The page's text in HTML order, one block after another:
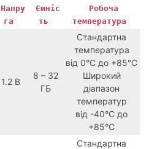
Напру
га
Ємніс
ть
Робоча
температура
1.2 В
8 – 32
ГБ
Стандартна
температура
від 0°C до +85°C
Широкий
діапазон
температур
від -40°C до
+85°C
Стандартна